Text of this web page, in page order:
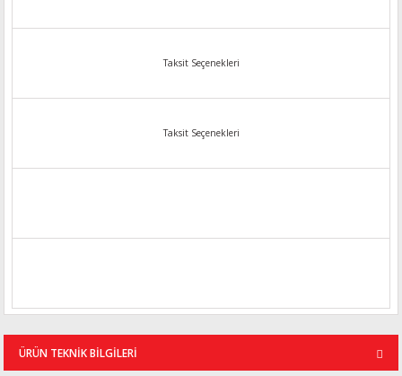
Taksit Seçenekleri
Taksit Seçenekleri
ÜRÜN TEKNİK BİLGİLERİ